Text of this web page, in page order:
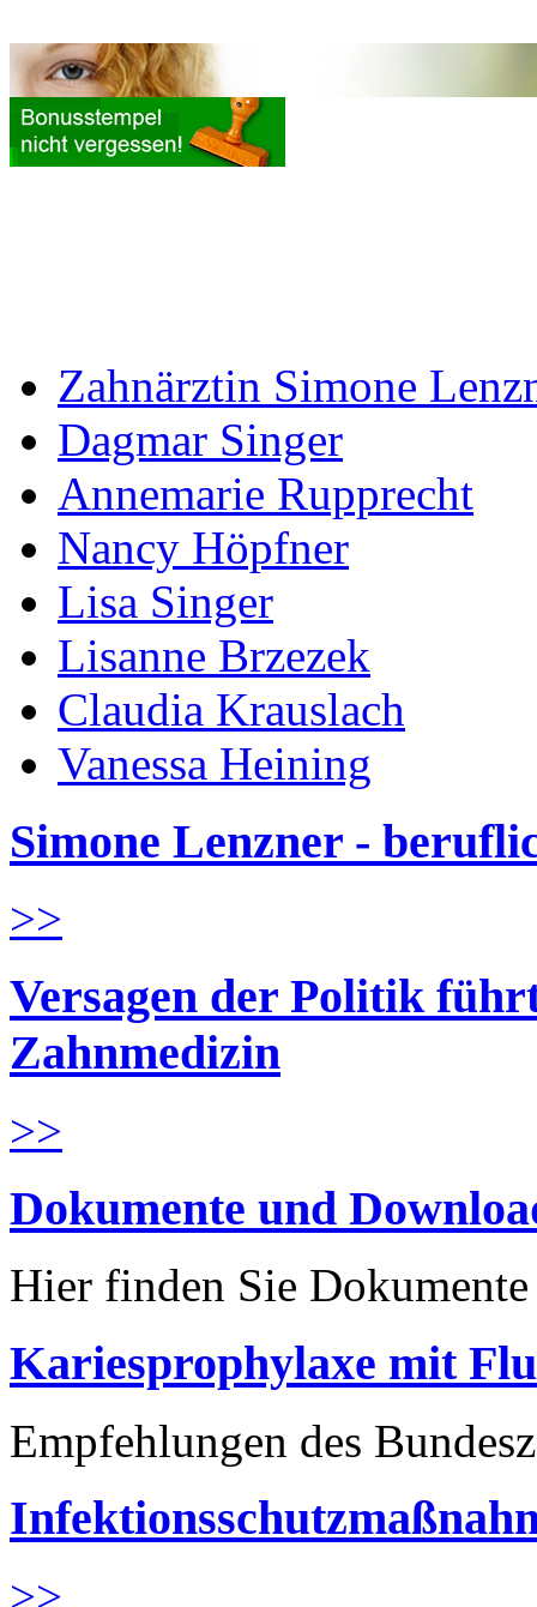
Zahnärztin Simone
Dagmar Singer
Annemarie Rupprecht
Nancy Höpfner
Lisa Singer
Lisanne Brzezek
Claudia Krauslach
Vanessa Heining
Simone Lenzner -
>>
Versagen der Politik
Zahnmedizin
>>
Dokumente und
Hier finden Sie
Kariesprophylaxe mit
Empfehlungen des
>>